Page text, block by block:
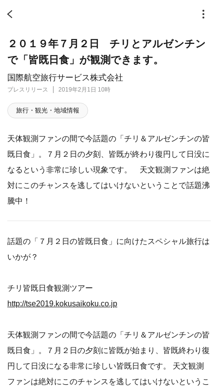
国際航空旅行サービス株式会社
プレスリリース 2019年2月1日 10時
２０１９年７月２日 チリとアルゼンチン
で「皆既日食」が観測できます。
旅行・観光・地域情報
天体観測ファンの間で今話題の「チリ＆アルゼンチンの皆
既日食」。７月２日の夕刻、皆既が終わり復円して日没に
なるという非常に珍しい現象です。 天文観測ファンは絶
対にこのチャンスを逃してはいけないということで話題沸
騰中！
話題の「７月２日の皆既日食」に向けたスペシャル旅行は
いかが？
チリ皆既日食観測ツアー
http://tse2019.kokusaikoku.co.jp
天体観測ファンの間で今話題の「チリ＆アルゼンチンの皆
既日食」。７月２日の夕刻に皆既が始まり、皆既終わり復
円して日没になる非常に珍しい皆既日食です。 天文観測
ファンは絶対にこのチャンスを逃してはいけないというこ